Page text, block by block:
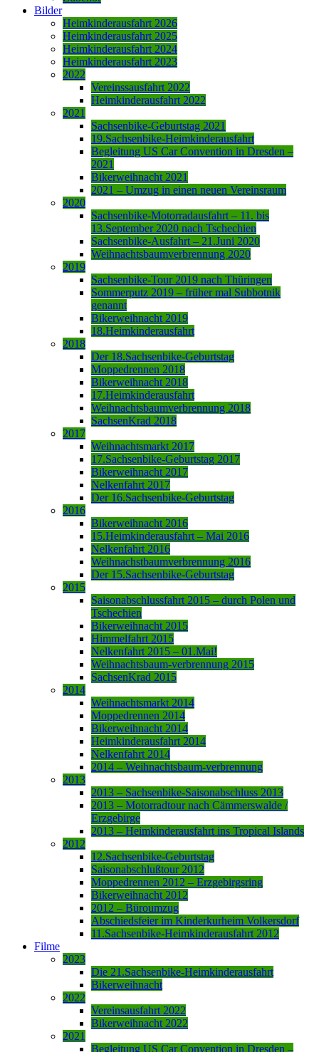
Bilder
Heimkinderausfahrt 2026
Heimkinderausfahrt 2025
Heimkinderausfahrt 2024
Heimkinderausfahrt 2023
2022
Vereinssausfahrt 2022
Heimkinderausfahrt 2022
2021
Sachsenbike-Geburtstag 2021
19.Sachsenbike-Heimkinderausfahrt
Begleitung US Car Convention in Dresden –
2021
Bikerweihnacht 2021
2021 – Umzug in einen neuen Vereinsraum
2020
Sachsenbike-Motorradausfahrt – 11. bis
13.September 2020 nach Tschechien
Sachsenbike-Ausfahrt – 21.Juni 2020
Weihnachtsbaumverbrennung 2020
2019
Sachsenbike-Tour 2019 nach Thüringen
Sommerputz 2019 – früher mal Subbotnik
genannt
Bikerweihnacht 2019
18.Heimkinderausfahrt
2018
Der 18.Sachsenbike-Geburtstag
Moppedrennen 2018
Bikerweihnacht 2018
17.Heimkinderausfahrt
Weihnachtsbaumverbrennung 2018
SachsenKrad 2018
2017
Weihnachtsmarkt 2017
17.Sachsenbike-Geburtstag 2017
Bikerweihnacht 2017
Nelkenfahrt 2017
Der 16.Sachsenbike-Geburtstag
2016
Bikerweihnacht 2016
15.Heimkinderausfahrt – Mai 2016
Nelkenfahrt 2016
Weihnachstbaumverbrennung 2016
Der 15.Sachsenbike-Geburtstag
2015
Saisonabschlussfahrt 2015 – durch Polen und
Tschechien
Bikerweihnacht 2015
Himmelfahrt 2015
Nelkenfahrt 2015 – 01.Mai!
Weihnachtsbaum-verbrennung 2015
SachsenKrad 2015
2014
Weihnachtsmarkt 2014
Moppedrennen 2014
Bikerweihnacht 2014
Heimkinderausfahrt 2014
Nelkenfahrt 2014
2014 – Weihnachtsbaum-verbrennung
2013
2013 – Sachsenbike-Saisonabschluss 2013
2013 – Motorradtour nach Cämmerswalde /
Erzgebirge
2013 – Heimkinderausfahrt ins Tropical Islands
2012
12.Sachsenbike-Geburtstag
Saisonabschlußtour 2012
Moppedrennen 2012 – Erzgebirgsring
Bikerweihnacht 2012
2012 – Büroumzug
Abschiedsfeier im Kinderkurheim Volkersdorf
11.Sachsenbike-Heimkinderausfahrt 2012
Filme
2023
Die 21.Sachsenbike-Heimkinderausfahrt
Bikerweihnacht
2022
Vereinsausfahrt 2022
Bikerweihnacht 2022
2021
Begleitung US Car Convention in Dresden –